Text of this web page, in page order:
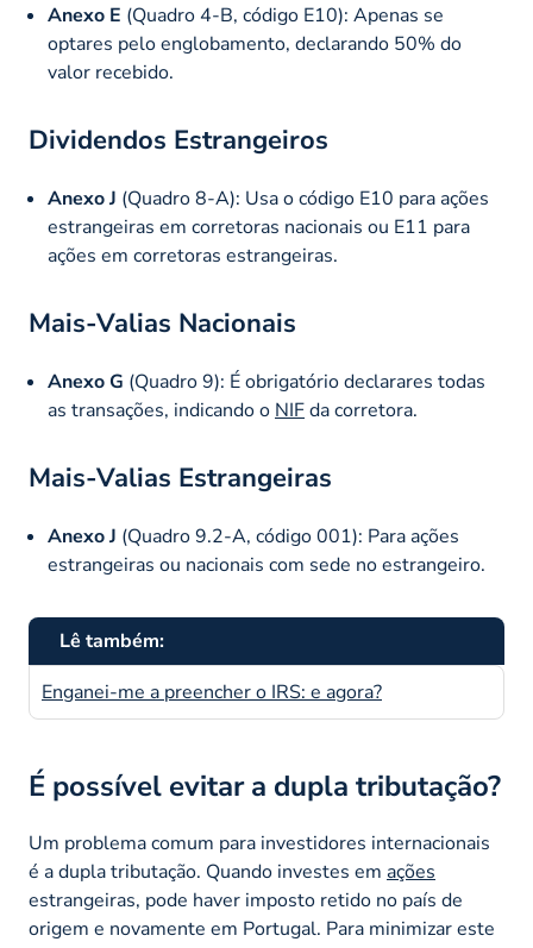
Anexo E (Quadro 4-B, código E10): Apenas se
optares pelo englobamento, declarando 50% do
valor recebido.
Dividendos Estrangeiros
Anexo J (Quadro 8-A): Usa o código E10 para ações
estrangeiras em corretoras nacionais ou E11 para
ações em corretoras estrangeiras.
Mais-Valias Nacionais
Anexo G (Quadro 9): É obrigatório declarares todas
as transações, indicando o NIFda corretora.
Mais-Valias Estrangeiras
Anexo J (Quadro 9.2-A, código 001): Para ações
estrangeiras ou nacionais com sede no estrangeiro.
Lê também:
Enganei-me a preencher o IRS: e agora?
É possível evitar a dupla tributação?
Um problema comum para investidores internacionais
é a dupla tributação. Quando investes em ações
estrangeiras, pode haver imposto retido no país de
origem e novamente em Portugal. Para minimizar este